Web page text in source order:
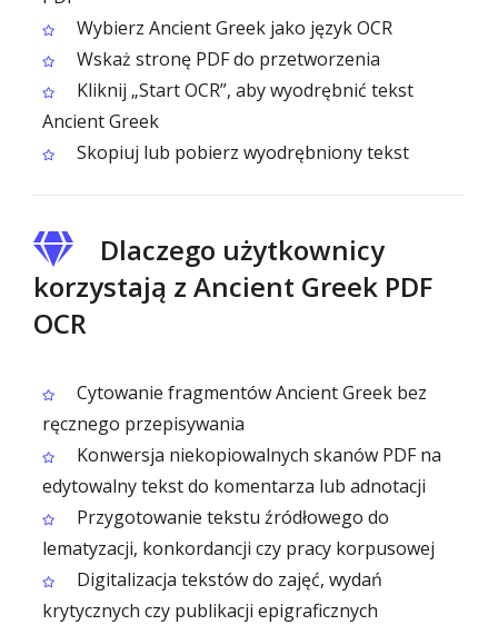
Wybierz Ancient Greek jako język OCR
Wskaż stronę PDF do przetworzenia
Kliknij „Start OCR”, aby wyodrębnić tekst
Ancient Greek
Skopiuj lub pobierz wyodrębniony tekst
Dlaczego użytkownicy
korzystają z Ancient Greek PDF
OCR
Cytowanie fragmentów Ancient Greek bez
ręcznego przepisywania
Konwersja niekopiowalnych skanów PDF na
edytowalny tekst do komentarza lub adnotacji
Przygotowanie tekstu źródłowego do
lematyzacji, konkordancji czy pracy korpusowej
Digitalizacja tekstów do zajęć, wydań
krytycznych czy publikacji epigraficznych